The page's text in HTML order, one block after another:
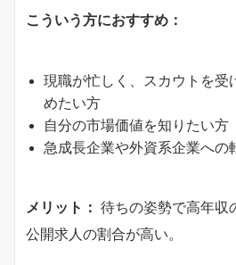
こういう方におすすめ：
現職が忙しく、スカウトを受
めたい方
自分の市場価値を知りたい方
急成長企業や外資系企業への
メリット： 待ちの姿勢で高年収
公開求人の割合が高い。